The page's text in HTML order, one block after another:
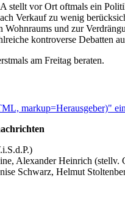
stellt vor Ort oftmals ein
Verkauf zu wenig
Wohnraums und zur
kontroverse Debatten
am Freitag beraten.
markup=Herausgeber)"
Alexander Heinrich (stellv.
Schwarz, Helmut